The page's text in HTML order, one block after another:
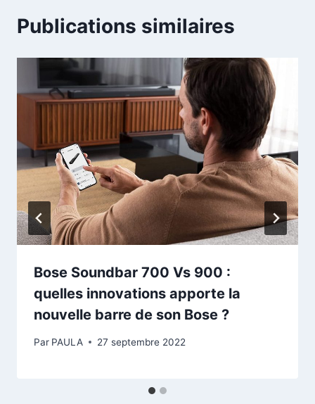
Publications similaires
Bose Soundbar 700 Vs 900 :
quelles innovations apporte la
nouvelle barre de son Bose ?
Par PAULA 27 septembre 2022